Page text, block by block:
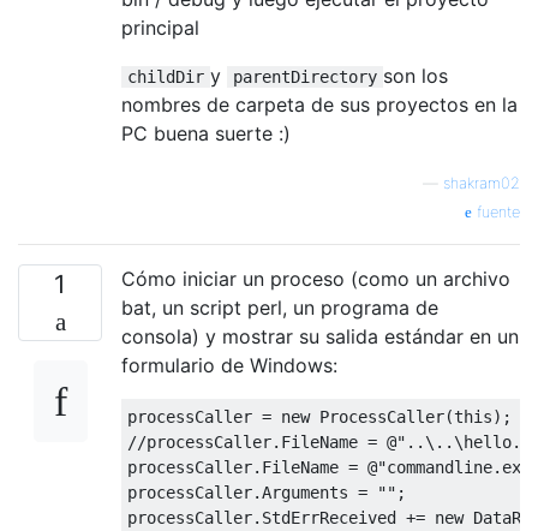
principal
childDir y parentDirectory son los
nombres de carpeta de sus proyectos en la
PC buena suerte :)
shakram02
fuente
1
Cómo iniciar un proceso (como un archivo
bat, un script perl, un programa de
consola) y mostrar su salida estándar en un
formulario de Windows:
processCaller = new ProcessCaller(this);
//processCaller.FileName =
processCaller. FileName =
processCaller.Arguments = "" ;
processCaller. StdErrReceived += new